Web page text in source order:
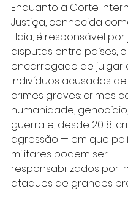
Enquanto a Corte
Justiça, conhecida
Haia, é responsável
disputas entre países, o
encarregado de julgar
indivíduos acusados
crimes graves: crimes
humanidade,
guerra e, desde 2018,
agressão — em que
militares podem ser
responsabilizados por
ataques de grandes